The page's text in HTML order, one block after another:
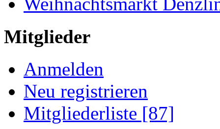
Mitglieder
Anmelden
Neu registrieren
Mitgliederliste [87]